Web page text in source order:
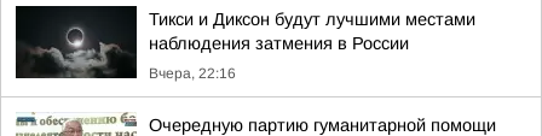
Тикси и Диксон будут лучшими местами
наблюдения затмения в России
Вчера, 22:16
Очередную партию гуманитарной помощи